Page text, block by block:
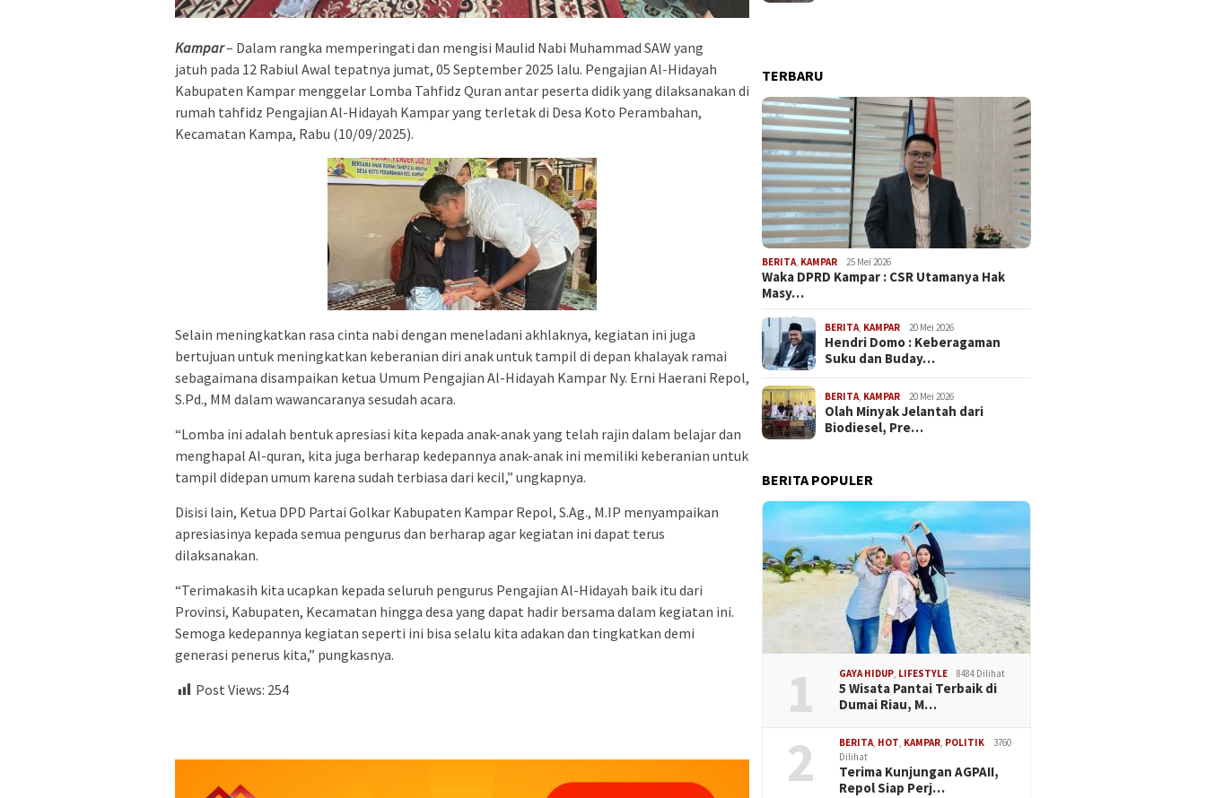
Kampar– Dalam rangka memperingati dan mengisi Maulid Nabi Muhammad SAW yang
jatuh pada 12 Rabiul Awal tepatnya jumat, 05 September 2025 lalu. Pengajian Al-Hidayah
Kabupaten Kampar menggelar Lomba Tahfidz Quran antar peserta didik yang dilaksanakan di
rumah tahfidz Pengajian Al-Hidayah Kampar yang terletak di Desa Koto Perambahan,
Kecamatan Kampa, Rabu (10/09/2025).
Selain meningkatkan rasa cinta nabi dengan meneladani akhlaknya, kegiatan ini juga
bertujuan untuk meningkatkan keberanian diri anak untuk tampil di depan khalayak ramai
sebagaimana disampaikan ketua Umum Pengajian Al-Hidayah Kampar Ny. Erni Haerani Repol,
S.Pd., MM dalam wawancaranya sesudah acara.
“Lomba ini adalah bentuk apresiasi kita kepada anak-anak yang telah rajin dalam belajar dan
menghapal Al-quran, kita juga berharap kedepannya anak-anak ini memiliki keberanian untuk
tampil didepan umum karena sudah terbiasa dari kecil,” ungkapnya.
Disisi lain, Ketua DPD Partai Golkar Kabupaten Kampar Repol, S.Ag., M.IP menyampaikan
apresiasinya kepada semua pengurus dan berharap agar kegiatan ini dapat terus
dilaksanakan.
“Terimakasih kita ucapkan kepada seluruh pengurus Pengajian Al-Hidayah baik itu dari
Provinsi, Kabupaten, Kecamatan hingga desa yang dapat hadir bersama dalam kegiatan ini.
Semoga kedepannya kegiatan seperti ini bisa selalu kita adakan dan tingkatkan demi
generasi penerus kita,” pungkasnya.
Post Views: 254
TERBARU
BERITA, KAMPAR 25 Mei 2026
Waka DPRD Kampar : CSR Utamanya Hak
Masy…
BERITA, KAMPAR 20 Mei 2026
Hendri Domo : Keberagaman
Suku dan Buday…
BERITA, KAMPAR 20 Mei 2026
Olah Minyak Jelantah dari
Biodiesel, Pre…
BERITA POPULER
1 GAYA HIDUP, LIFESTYLE 8484 Dilihat
5 Wisata Pantai Terbaik di
Dumai Riau, M…
2 BERITA, HOT, KAMPAR, POLITIK
3760
Dilihat
Terima Kunjungan AGPAII,
Repol Siap Perj…